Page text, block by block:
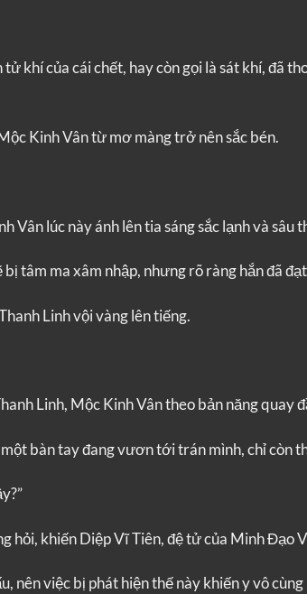
tử khí của cái chết, hay còn gọi là sát khí, đã
Kinh Vân từ mơ màng trở nên sắc bén.
Vân lúc này ánh lên tia sáng sắc lạnh và sâu
bị tâm ma xâm nhập, nhưng rõ ràng hắn đã
Linh vội vàng lên tiếng.
Linh, Mộc Kinh Vân theo bản năng quay
bàn tay đang vươn tới trán mình, chỉ còn
hỏi, khiến Diệp Vĩ Tiên, đệ tử của Minh Đạo
nên việc bị phát hiện thế này khiến y vô